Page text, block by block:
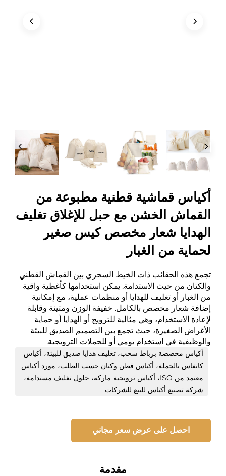
أكياس قماشية قطنية مطبوعة من
القماش الخشن مع حبل للإغلاق تغليف
الهدايا شعار مخصص كيس صغير
لحماية من الغبار
تجمع هذه الحقائب ذات الخيط السحري بين القماش القطني
والكتان من حيث الاستدامة. يمكن استخدامها كأغطية واقية
من الغبار أو تغليف للهدايا أو منظمات عملية، مع إمكانية
إضافة شعار مخصص بالكامل. خفيفة الوزن ومتينة وقابلة
لإعادة الاستخدام، وهي مثالية للترويج أو الهدايا أو حماية
الأغراض الصغيرة، حيث تجمع بين التصميم الصديق للبيئة
والوظيفية في استخدام يومي أو للحملات الترويجية.
أكياس مخصصة برباط سحب، تغليف هدايا صديق للبيئة، أكياس
كانفاس بالجملة، أكياس قطن وكتان حسب الطلب، مورد أكياس
معتمد من ISO، أكياس ترويجية ماركة، حلول تغليف مستدامة،
شركة تصنيع أكياس للبيع للشركات
احصل على عرض سعر مجاني
مقدمة